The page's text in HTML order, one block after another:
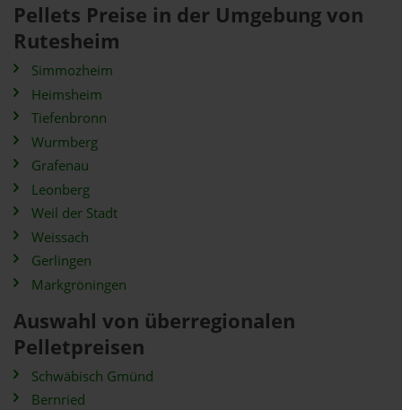
Pellets Preise in der Umgebung von
Rutesheim
Simmozheim
Heimsheim
Tiefenbronn
Wurmberg
Grafenau
Leonberg
Weil der Stadt
Weissach
Gerlingen
Markgröningen
Auswahl von überregionalen
Pelletpreisen
Schwäbisch Gmünd
Bernried